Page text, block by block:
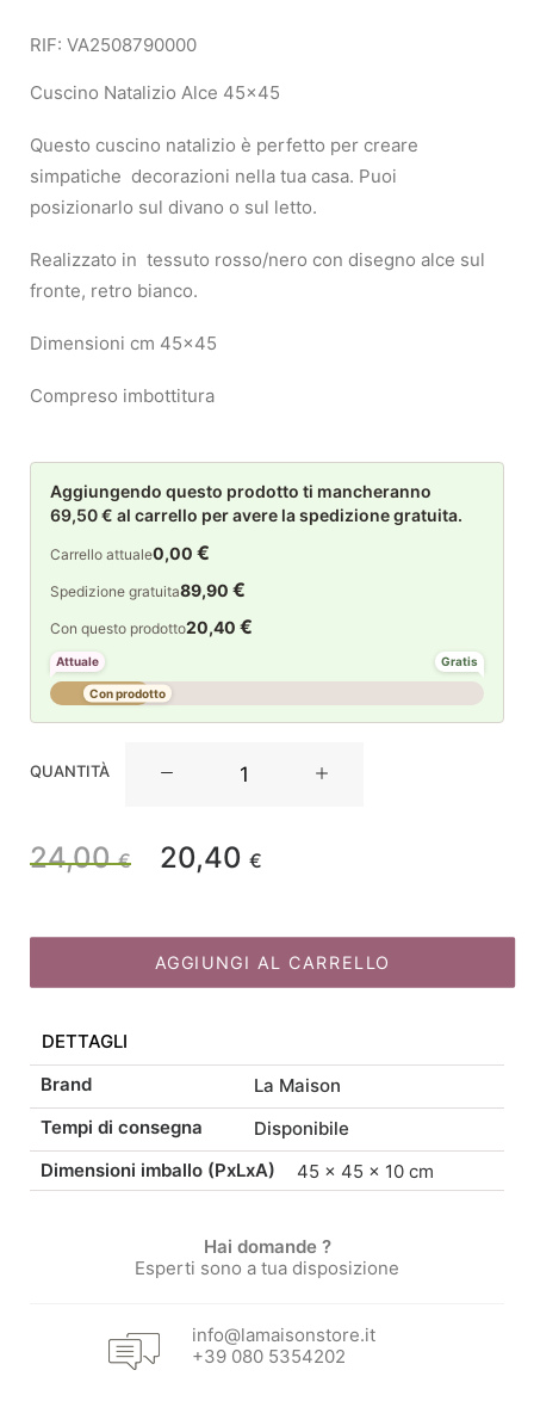
RIF: VA2508790000
Cuscino Natalizio Alce 45×45
Questo cuscino natalizio è perfetto per creare
simpatiche decorazioni nella tua casa. Puoi
posizionarlo sul divano o sul letto.
Realizzato in tessuto rosso/nero con disegno alce sul
fronte, retro bianco.
Dimensioni cm 45×45
Compreso imbottitura
Aggiungendo questo prodotto ti mancheranno
69,50 € al carrello per avere la spedizione gratuita.
Carrello attuale0,00 €
Spedizione gratuita89,90 €
Con questo prodotto20,40 €
Attuale Gratis
Con prodotto
QUANTITÀ
Natalizio
quantità
24,00€
originale
24,00 €.
20,40 €
attuale
20,40 €.
AGGIUNGI AL CARRELLO
DETTAGLI
Brand
La Maison
Tempi di consegna
Disponibile
Dimensioni imballo (PxLxA)
45 × 45 × 10 cm
Hai domande ?
Esperti sono a tua disposizione
info@lamaisonstore.it
+39 080 5354202